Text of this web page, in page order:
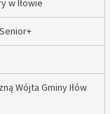
w Iłowie
Wójta Gminy Iłów